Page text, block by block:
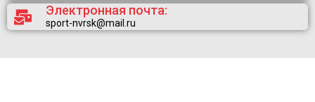
Электронная почта:
sport-nvrsk@mail.ru